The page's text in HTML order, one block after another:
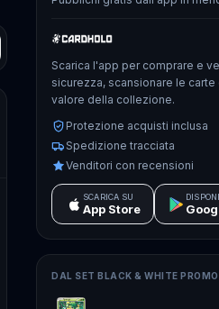
Scarica l'app per comprare e
sicurezza, scansionare le carte
valore della collezione.
Protezione acquisti inclusa
Spedizione tracciata
Venditori con recensioni
SCARICA SU
App Store
DAL SET BLACK & WHITE